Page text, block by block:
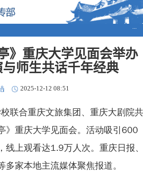
···
》重庆大学见面会举办
师生共话千年经典
2025-12-12 08:51
联合重庆文旅集团、重庆大剧院共
》重庆大学见面会。活动吸引600
线上观看达1.9万人次。重庆日报
多家本地主流媒体聚焦报道。